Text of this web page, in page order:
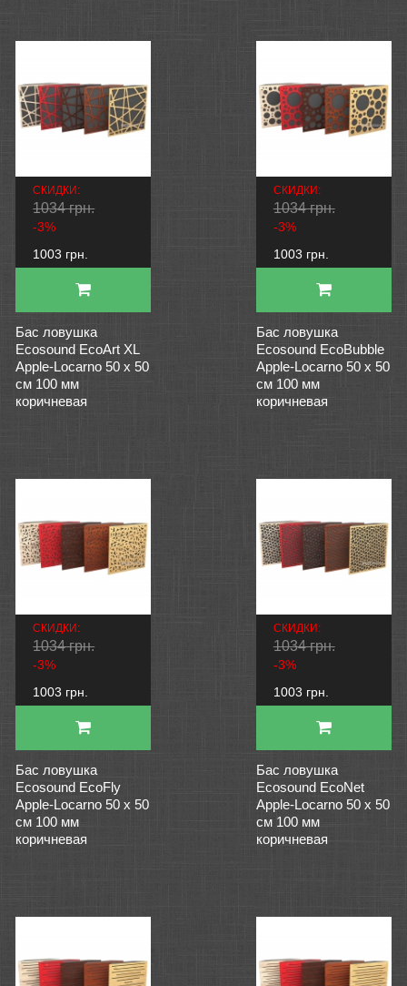
СКИДКИ:
1034 грн.
-3%
1003 грн.
Бас ловушка
Ecosound EcoArt XL
Apple-Locarno 50 х 50
см 100 мм
коричневая
СКИДКИ:
1034 грн.
-3%
1003 грн.
Бас ловушка
Ecosound EcoBubble
Apple-Locarno 50 х 50
см 100 мм
коричневая
СКИДКИ:
1034 грн.
-3%
1003 грн.
Бас ловушка
Ecosound EcoFly
Apple-Locarno 50 х 50
см 100 мм
коричневая
СКИДКИ:
1034 грн.
-3%
1003 грн.
Бас ловушка
Ecosound EcoNet
Apple-Locarno 50 х 50
см 100 мм
коричневая